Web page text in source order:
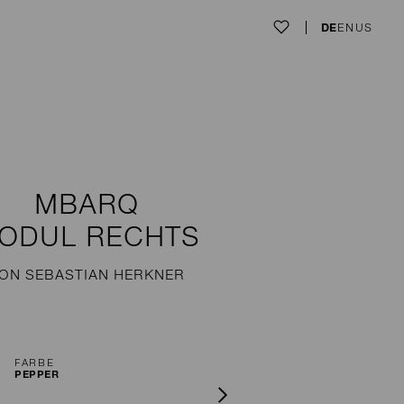
DEEN US
MBARQ
RECHTS
SEBASTIAN HERKNER
FARBE
PEPPER